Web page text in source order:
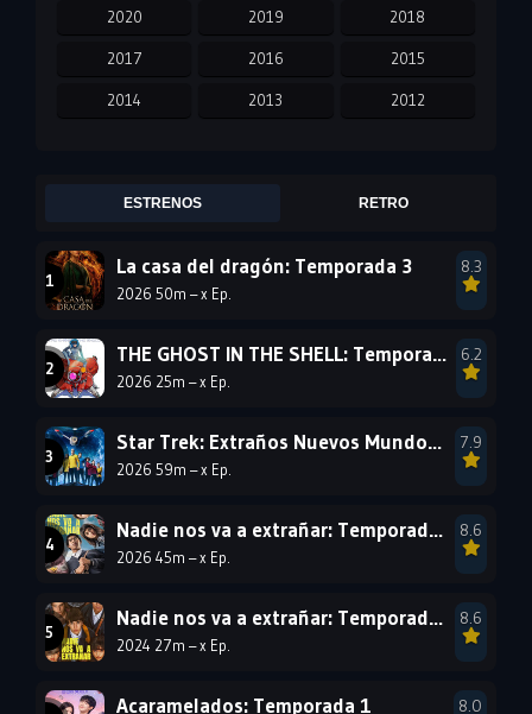
2020 2019 2018
2017 2016 2015
2014 2013 2012
2002 2001 2000
1996 1995 1994
1993
1990 1989 1988
1987
1981
ESTRENOS RETRO
La casa del dragón: Temporada 3
2026 50m – x Ep.
8.3
THE GHOST IN THE SHELL: Temporada 1
2026 25m – x Ep.
6.2
Star Trek: Extraños Nuevos Mundos: Temporada 4
2026 59m – x Ep.
7.9
Nadie nos va a extrañar: Temporada 2
2026 45m – x Ep.
8.6
Nadie nos va a extrañar: Temporada 1
2024 27m – x Ep.
8.6
Acaramelados: Temporada 1 8.0